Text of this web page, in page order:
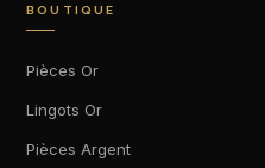
BOUTIQUE
Pièces Or
Lingots Or
Pièces Argent